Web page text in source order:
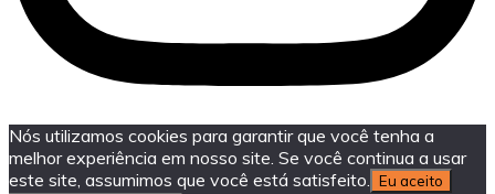
Nós utilizamos cookies para garantir que você tenha a
melhor experiência em nosso site. Se você continua a usar
este site, assumimos que você está satisfeito.
Eu aceito